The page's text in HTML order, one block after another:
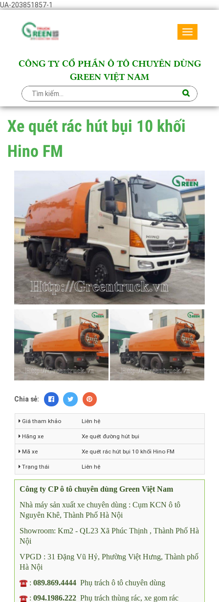
UA-203851857-1
Toggle
CÔNG TY CỔ PHẦN Ô TÔ CHUYÊN DÙNG
GREEN VIỆT NAM
Xe quét rác hút bụi 10 khối
Hino FM
Giá tham khảo Liên hệ
Hãng xe Xe quét đường hút bụi
Mã xe Xe quét rác hút bụi 10 khối Hino FM
Trạng thái Liên hệ
Công ty CP ô tô chuyên dùng Green Việt Nam
Nhà máy sản xuất xe chuyên dùng : Cụm KCN ô tô
Nguyên Khê, Thành Phố Hà Nội
Showroom: Km2 - QL23 Xã Phúc Thịnh , Thành Phố Hà
Nội
VPGD : 31 Đặng Vũ Hỷ, Phường Việt Hưng, Thành phố
Hà Nội
:089.869.4444 Phụ trách ô tô chuyên dùng